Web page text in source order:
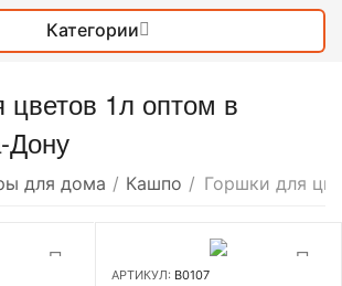
Категории
цветов 1л оптом в
Дону
для дома / Кашпо / Горшки для
АРТИКУЛ: В0107